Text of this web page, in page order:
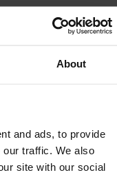
About
and ads, to provide
traffic. We also
site with our social